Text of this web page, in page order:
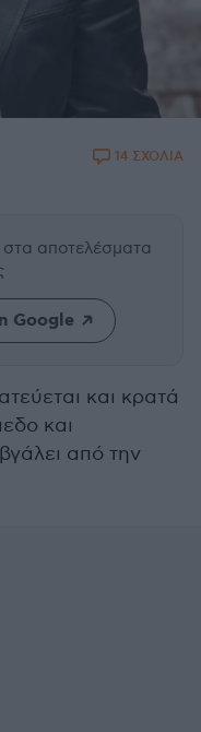
14 ΣΧΟΛΙΑ
στα αποτελέσματα
Google
και κρατά
και
από την